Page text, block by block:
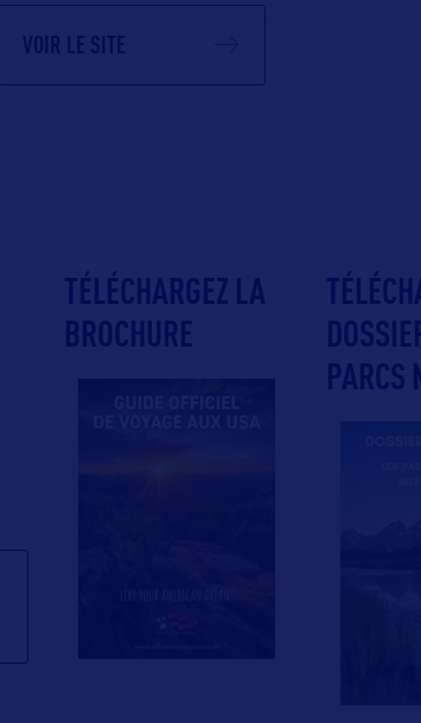
VOIR LE SITE
TÉLÉCHARGEZ LA
BROCHURE
PARCS